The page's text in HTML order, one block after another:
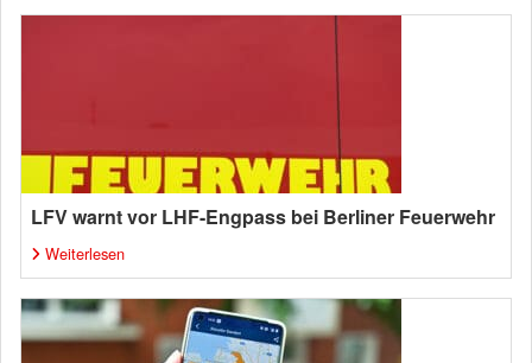
LFV warnt vor LHF-Engpass bei Berliner Feuerwehr
Weiterlesen